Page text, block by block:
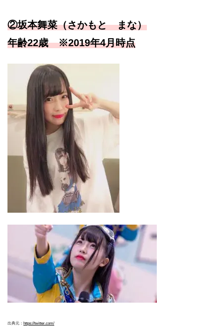
②坂本舞菜（さかもと まな）
年齢22歳 ※2019年4月時点
出典元： https://twitter.com/